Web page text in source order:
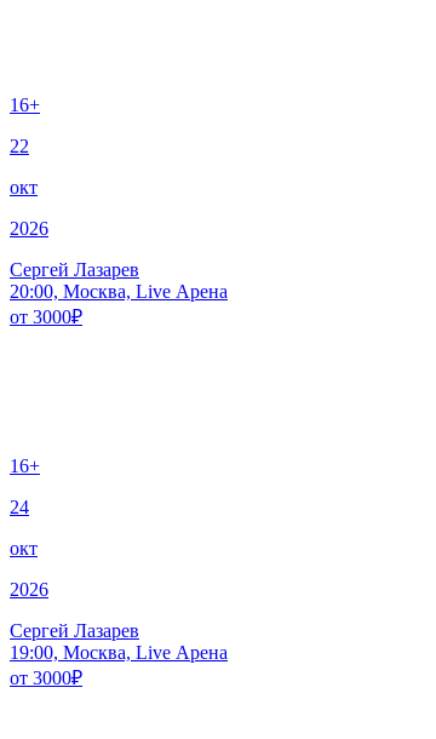
16+
22
окт
2026
Сергей Лазарев
20:00, Москва, Live Арена
от 3000₽
16+
24
окт
2026
Сергей Лазарев
19:00, Москва, Live Арена
от 3000₽